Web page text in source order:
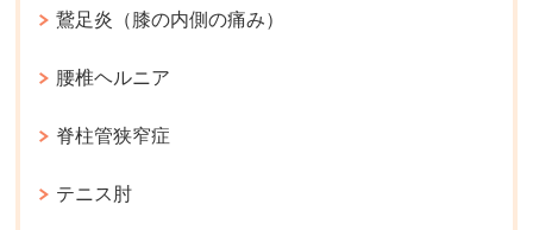
鵞足炎（膝の内側の痛み）
腰椎ヘルニア
脊柱管狭窄症
テニス肘